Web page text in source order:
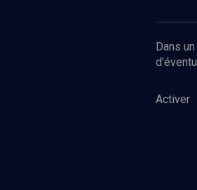
Dans
Activer